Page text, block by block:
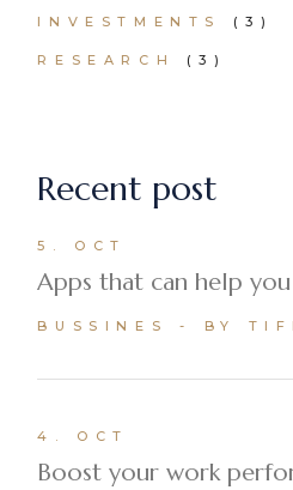
INVESTMENTS (3)
RESEARCH (3)
Recent post
5. OCT
Apps that can help
BUSSINES BY
4. OCT
Boost your work